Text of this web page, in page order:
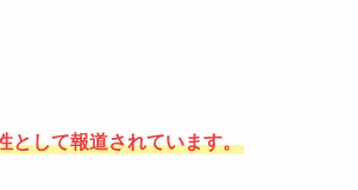
として報道されています。